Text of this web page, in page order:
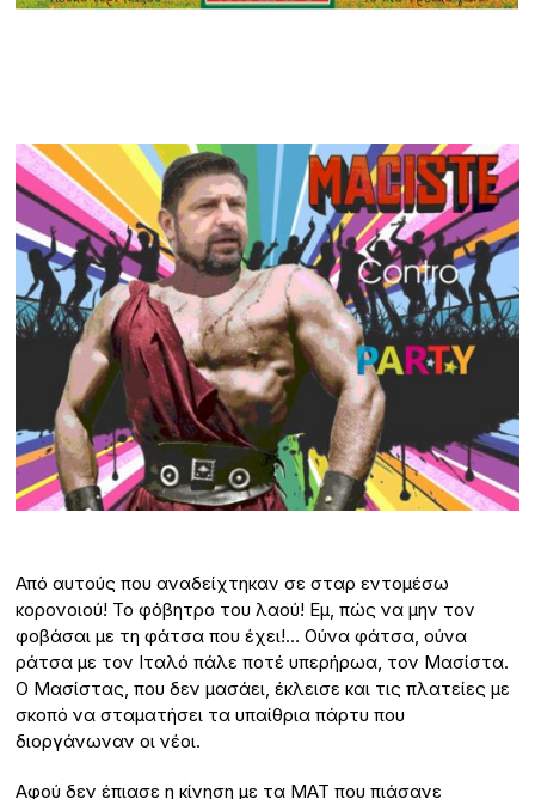
Από αυτούς που αναδείχτηκαν σε σταρ εντομέσω
κορονοιού! Το φόβητρο του λαού! Εμ, πώς να μην τον
φοβάσαι με τη φάτσα που έχει!… Ούνα φάτσα, ούνα
ράτσα με τον Ιταλό πάλε ποτέ υπερήρωα, τον Μασίστα.
Ο Μασίστας, που δεν μασάει, έκλεισε και τις πλατείες με
σκοπό να σταματήσει τα υπαίθρια πάρτυ που
διοργάνωναν οι νέοι.
Αφού δεν έπιασε η κίνηση με τα ΜΑΤ που πιάσανε